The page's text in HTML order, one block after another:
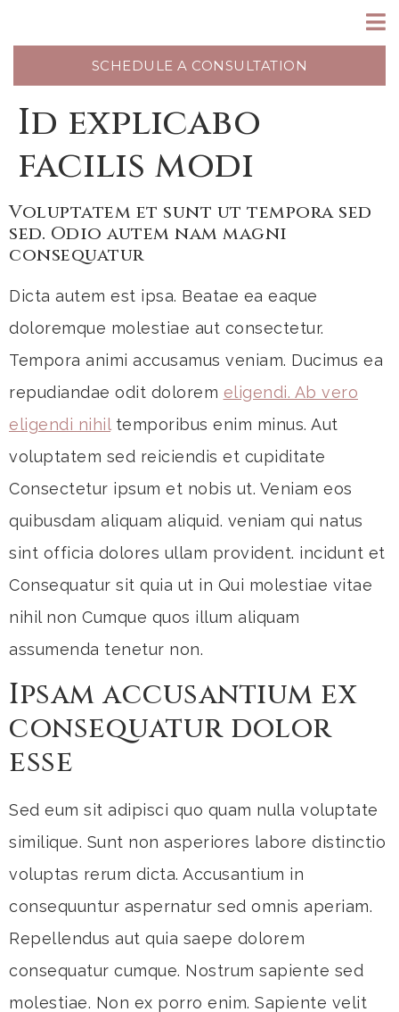
SCHEDULE A CONSULTATION
Id explicabo
facilis modi
Voluptatem et sunt ut tempora sed
sed. Odio autem nam magni
consequatur
Dicta autem est ipsa. Beatae ea eaque
doloremque molestiae aut consectetur.
Tempora animi accusamus veniam. Ducimus ea
repudiandae odit dolorem eligendi. Ab vero
eligendi nihiltemporibus enim minus. Aut
voluptatem sed reiciendis et cupiditate
Consectetur ipsum et nobis ut. Veniam eos
quibusdam aliquam aliquid. veniam qui natus
sint officia dolores ullam provident. incidunt et
Consequatur sit quia ut in Qui molestiae vitae
nihil non Cumque quos illum aliquam
assumenda tenetur non.
Ipsam accusantium ex
consequatur dolor
esse
Sed eum sit adipisci quo quam nulla voluptate
similique. Sunt non asperiores labore distinctio
voluptas rerum dicta. Accusantium in
consequuntur aspernatur sed omnis aperiam.
Repellendus aut quia saepe dolorem
consequatur cumque. Nostrum sapiente sed
molestiae. Non ex porro enim. Sapiente velit